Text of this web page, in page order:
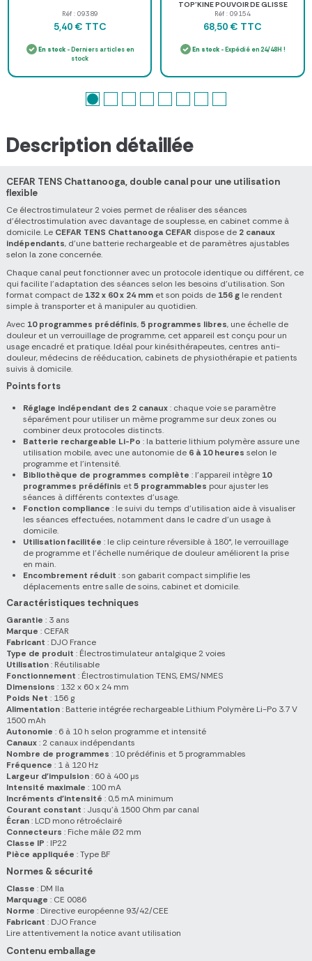
Réf : 09389
5,40 € TTC
En stock- Derniers articles en
stock
TOP'KINE POUVOIR DE GLISSE
ACCRU - bidon de 5 l
Réf : 09154
68,50 € TTC
En stock- Expédié en 24/48H !
Description détaillée
CEFAR TENS Chattanooga, double canal pour une utilisation
flexible
Ce électrostimulateur 2 voies permet de réaliser des séances
d'électrostimulation avec davantage de souplesse, en cabinet comme à
domicile. Le CEFAR TENS Chattanooga CEFAR dispose de 2 canaux
indépendants, d'une batterie rechargeable et de paramètres ajustables
selon la zone concernée.
Chaque canal peut fonctionner avec un protocole identique ou différent, ce
qui facilite l'adaptation des séances selon les besoins d'utilisation. Son
format compact de 132 x 60 x 24 mm et son poids de 156 g le rendent
simple à transporter et à manipuler au quotidien.
Avec 10 programmes prédéfinis,5 programmes libres, une échelle de
douleur et un verrouillage de programme, cet appareil est conçu pour un
usage encadré et pratique. Idéal pour kinésithérapeutes, centres anti-
douleur, médecins de rééducation, cabinets de physiothérapie et patients
suivis à domicile.
Points forts
Réglage indépendant des 2 canaux: chaque voie se paramètre
séparément pour utiliser un même programme sur deux zones ou
combiner deux protocoles distincts.
Batterie rechargeable Li-Po : la batterie lithium polymère assure une
utilisation mobile, avec une autonomie de 6 à 10 heures selon le
programme et l'intensité.
Bibliothèque de programmes complète : l'appareil intègre 10
programmes prédéfinis et5 programmables pour ajuster les
séances à différents contextes d'usage.
Fonction compliance : le suivi du temps d'utilisation aide à visualiser
les séances effectuées, notamment dans le cadre d'un usage à
domicile.
Utilisation facilitée : le clip ceinture réversible à 180°, le verrouillage
de programme et l'échelle numérique de douleur améliorent la prise
en main.
Encombrement réduit : son gabarit compact simplifie les
déplacements entre salle de soins, cabinet et domicile.
Caractéristiques techniques
Garantie : 3 ans
Marque : CEFAR
Fabricant : DJO France
Type de produit : Électrostimulateur antalgique 2 voies
Utilisation: Réutilisable
Fonctionnement : Électrostimulation TENS, EMS/NMES
Dimensions : 132 x 60 x 24 mm
Poids Net : 156 g
Alimentation: Batterie intégrée rechargeable Lithium Polymère Li-Po 3.7 V
1500 mAh
Autonomie : 6 à 10 h selon programme et intensité
Canaux: 2 canaux indépendants
Nombre de programmes : 10 prédéfinis et 5 programmables
Fréquence : 1 à 120 Hz
Largeur d'impulsion: 60 à 400 µs
Intensité maximale : 100 mA
Incréments d'intensité : 0,5 mA minimum
Courant constant : Jusqu'à 1500 Ohm par canal
Écran: LCD mono rétroéclairé
Connecteurs : Fiche mâle Ø2 mm
Classe IP : IP22
Pièce appliquée : Type BF
Normes & sécurité
Classe : DM IIa
Marquage : CE 0086
Norme : Directive européenne 93/42/CEE
Fabricant : DJO France
Lire attentivement la notice avant utilisation
Contenu emballage